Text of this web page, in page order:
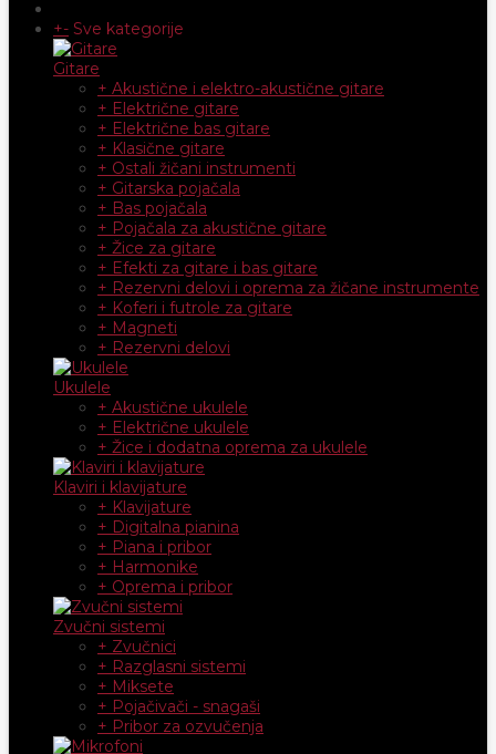
+- Sve kategorije
Gitare
+ Akustične i elektro-akustične gitare
+ Električne gitare
+ Električne bas gitare
+ Klasične gitare
+ Ostali žičani instrumenti
+ Gitarska pojačala
+ Bas pojačala
+ Pojačala za akustične gitare
+ Žice za gitare
+ Efekti za gitare i bas gitare
+ Rezervni delovi i oprema za žičane instrumente
+ Koferi i futrole za gitare
+ Magneti
+ Rezervni delovi
Ukulele
+ Akustične ukulele
+ Električne ukulele
+ Žice i dodatna oprema za ukulele
Klaviri i klavijature
+ Klavijature
+ Digitalna pianina
+ Piana i pribor
+ Harmonike
+ Oprema i pribor
Zvučni sistemi
+ Zvučnici
+ Razglasni sistemi
+ Miksete
+ Pojačivači - snagaši
+ Pribor za ozvučenja